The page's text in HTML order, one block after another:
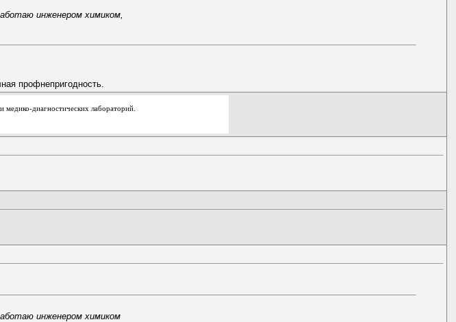
инженером химиком,
профнепригодность.
медико-диагностических лабораторий.
инженером химиком